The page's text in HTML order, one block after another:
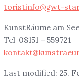
toristinfo@gwt-
KunstRäume am See
Tel. 08151 – 559721
Last modified: 25.